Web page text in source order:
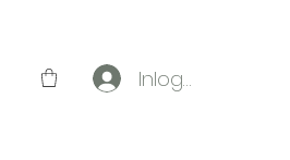
Inloggen